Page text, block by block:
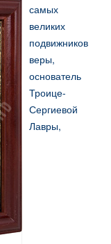
самых
великих
подвижников
веры,
основатель
Троице-
Сергиевой
Лавры,